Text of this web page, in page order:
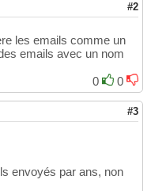
#2
les emails comme un
emails avec un nom
0
0
#3
envoyés par ans, non